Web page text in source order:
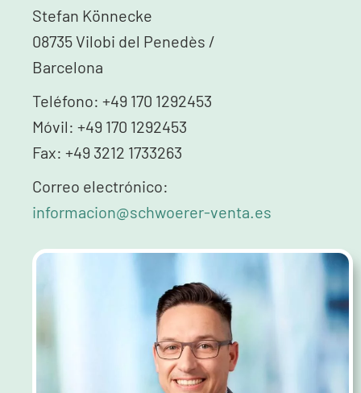
Stefan Könnecke
08735 Vilobi del Penedès /
Barcelona
Teléfono: +49 170 1292453
Móvil: +49 170 1292453
Fax: +49 3212 1733263
Correo electrónico:
informacion@schwoerer-venta.es